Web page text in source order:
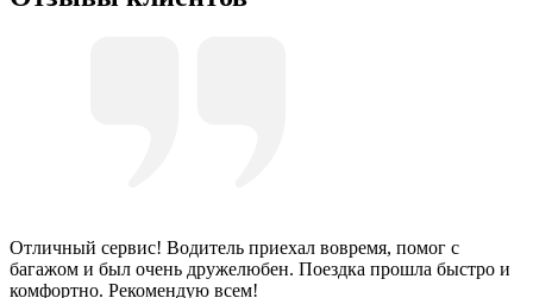
Отличный сервис! Водитель приехал вовремя, помог с
багажом и был очень дружелюбен. Поездка прошла быстро и
комфортно. Рекомендую всем!